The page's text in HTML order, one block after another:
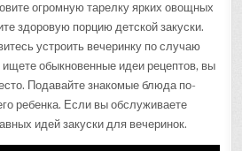
огромную тарелку ярких овощных
здоровую порцию детской закуски.
устроить вечеринку по случаю
ищете обыкновенные идеи рецептов, вы
Подавайте знакомые блюда по-
ребенка. Если вы обслуживаете
идей закуски для вечеринок.